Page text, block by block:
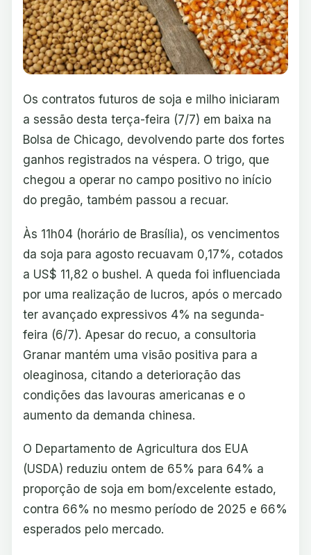
Os contratos futuros de soja e milho iniciaram
a sessão desta terça-feira (7/7) em baixa na
Bolsa de Chicago, devolvendo parte dos fortes
ganhos registrados na véspera. O trigo, que
chegou a operar no campo positivo no início
do pregão, também passou a recuar.
Às 11h04 (horário de Brasília), os vencimentos
da soja para agosto recuavam 0,17%, cotados
a US$ 11,82 o bushel. A queda foi influenciada
por uma realização de lucros, após o mercado
ter avançado expressivos 4% na segunda-
feira (6/7). Apesar do recuo, a consultoria
Granar mantém uma visão positiva para a
oleaginosa, citando a deterioração das
condições das lavouras americanas e o
aumento da demanda chinesa.
O Departamento de Agricultura dos EUA
(USDA) reduziu ontem de 65% para 64% a
proporção de soja em bom/excelente estado,
contra 66% no mesmo período de 2025 e 66%
esperados pelo mercado.